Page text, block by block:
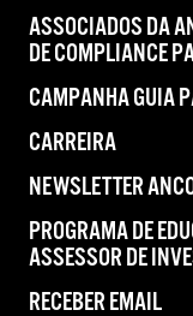
ASSOCIADOS DA
DE COMPLIANCE
CAMPANHA GUIA
CARREIRA
NEWSLETTER
PROGRAMA DE
ASSESSOR DE
RECEBER EMAIL